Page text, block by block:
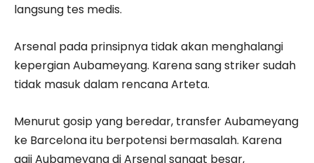
langsung tes medis.
Arsenal pada prinsipnya tidak akan menghalangi
kepergian Aubameyang. Karena sang striker sudah
tidak masuk dalam rencana Arteta.
Menurut gosip yang beredar, transfer Aubameyang
ke Barcelona itu berpotensi bermasalah. Karena
gaji Aubameyang di Arsenal sangat besar,